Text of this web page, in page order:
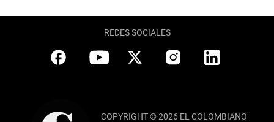
REDES SOCIALES
COPYRIGHT © 2026 EL COLOMBIANO